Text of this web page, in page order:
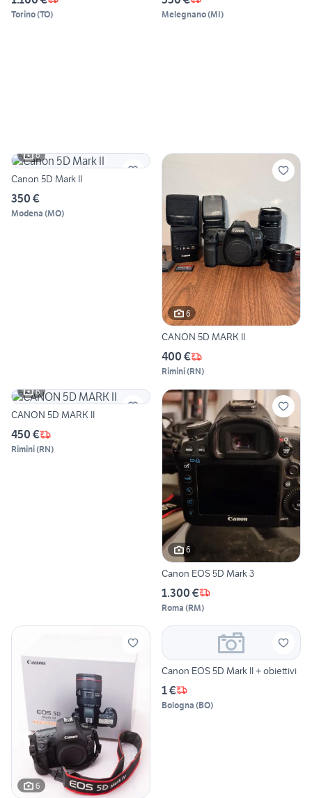
Torino(TO) Melegnano(MI)
6
Canon 5D Mark II
350 €
Modena (MO)
6
CANON 5D MARK II
400 €
Rimini(RN)
6
CANON 5D MARK II
450 €
Rimini(RN)
6
Canon EOS 5D Mark 3
1.300 €
Roma (RM)
6
Canon EOS 5D Mark II + obiettivi
1 €
Bologna (BO)